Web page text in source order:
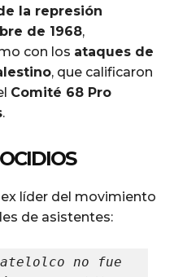
la represión
de 1968,
con los ataques de
, que calificaron
Comité 68 Pro
.
ex líder del movimiento
de asistentes:
no fue